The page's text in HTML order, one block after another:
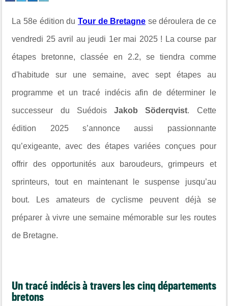
La 58e édition du Tour de Bretagne se déroulera de ce
vendredi 25 avril au jeudi 1er mai 2025 ! La course par
étapes bretonne, classée en 2.2, se tiendra comme
d'habitude sur une semaine, avec sept étapes au
programme et un tracé indécis afin de déterminer le
successeur du SuédoisJakob Söderqvist. Cette
édition 2025 s’annonce aussi passionnante
qu’exigeante, avec des étapes variées conçues pour
offrir des opportunités aux baroudeurs, grimpeurs et
sprinteurs, tout en maintenant le suspense jusqu’au
bout. Les amateurs de cyclisme peuvent déjà se
préparer à vivre une semaine mémorable sur les routes
de Bretagne.
Un tracé indécis à travers les cinq départements
bretons